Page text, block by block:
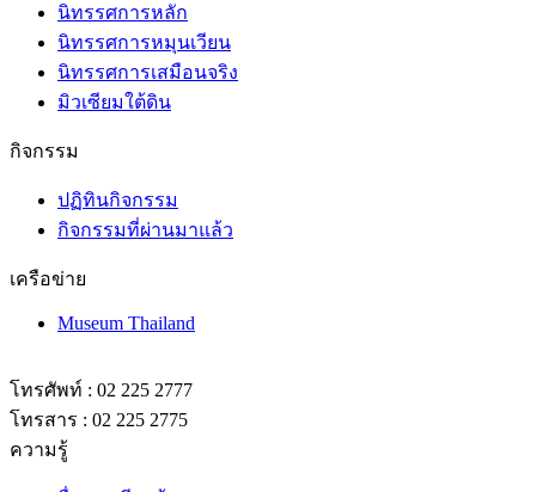
นิทรรศการหลัก
นิทรรศการหมุนเวียน
นิทรรศการเสมือนจริง
มิวเซียมใต้ดิน
กิจกรรม
ปฏิทินกิจกรรม
กิจกรรมที่ผ่านมาแล้ว
เครือข่าย
Museum Thailand
โทรศัพท์ : 02 225 2777
โทรสาร : 02 225 2775
ความรู้